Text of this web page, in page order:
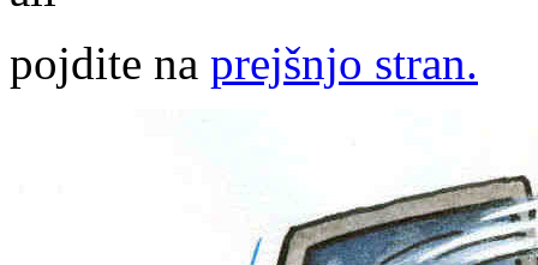
pojdite na prejšnjo stran.